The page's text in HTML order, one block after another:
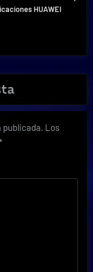
HUAWEI
publicada. Los